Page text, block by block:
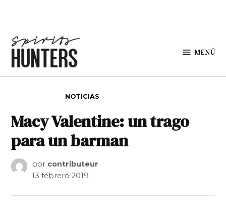
MENÚ
NOTICIAS
Macy Valentine: un trago
para un barman
por contributeur
13 febrero 2019